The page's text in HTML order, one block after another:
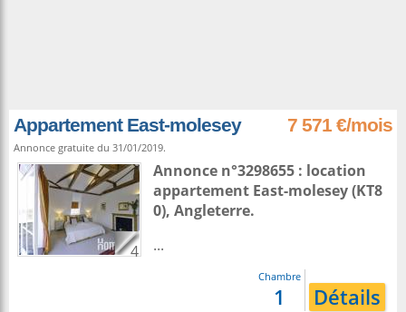
Appartement East-molesey 7 571 €/mois
Annonce gratuite du 31/01/2019.
4
Annonce n°3298655 : location
appartement East-molesey(KT8
0), Angleterre.
...
Chambre
1 Détails